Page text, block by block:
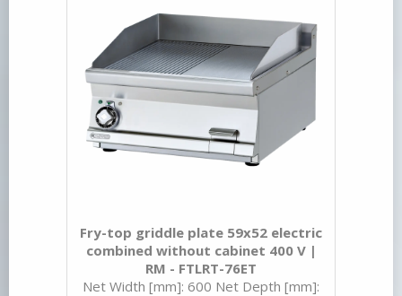
IPX5 Vnější barva zařízení: Nerezové
Materiál: Nerez K
Fry-top griddle plate 59x52 electric
combined without cabinet 400 V |
RM - FTLRT-76ET
Net Width [mm]: 600 Net Depth [mm]: